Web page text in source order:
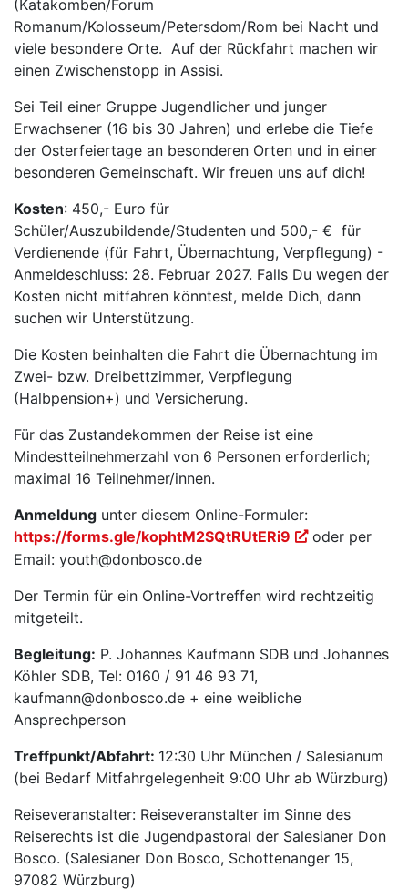
(Katakomben/Forum
Romanum/Kolosseum/Petersdom/Rom bei Nacht und
viele besondere Orte. Auf der Rückfahrt machen wir
einen Zwischenstopp in Assisi.
Sei Teil einer Gruppe Jugendlicher und junger
Erwachsener (16 bis 30 Jahren) und erlebe die Tiefe
der Osterfeiertage an besonderen Orten und in einer
besonderen Gemeinschaft. Wir freuen uns auf dich!
Kosten: 450,- Euro für
Schüler/Auszubildende/Studenten und 500,- € für
Verdienende (für Fahrt, Übernachtung, Verpflegung) -
Anmeldeschluss: 28. Februar 2027. Falls Du wegen der
Kosten nicht mitfahren könntest, melde Dich, dann
suchen wir Unterstützung.
Die Kosten beinhalten die Fahrt die Übernachtung im
Zwei- bzw. Dreibettzimmer, Verpflegung
(Halbpension+) und Versicherung.
Für das Zustandekommen der Reise ist eine
Mindestteilnehmerzahl von 6 Personen erforderlich;
maximal 16 Teilnehmer/innen.
Anmeldung unter diesem Online-Formuler:
https://forms.gle/kophtM2SQtRUtERi9
oder per
Email: youth@donbosco.de
Der Termin für ein Online-Vortreffen wird rechtzeitig
mitgeteilt.
Begleitung: P. Johannes Kaufmann SDB und Johannes
Köhler SDB, Tel: 0160 / 91 46 93 71,
kaufmann@donbosco.de + eine weibliche
Ansprechperson
Treffpunkt/Abfahrt: 12:30 Uhr München / Salesianum
(bei Bedarf Mitfahrgelegenheit 9:00 Uhr ab Würzburg)
Reiseveranstalter: Reiseveranstalter im Sinne des
Reiserechts ist die Jugendpastoral der Salesianer Don
Bosco. (Salesianer Don Bosco, Schottenanger 15,
97082 Würzburg)